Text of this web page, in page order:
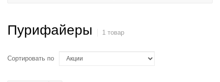
Пурифайеры 1 товар
Сортировать по